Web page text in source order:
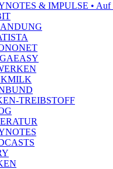
& IMPULSE • Auf
TREIBSTOFF